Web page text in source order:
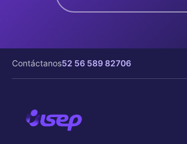
Contáctanos52 56 589 82706